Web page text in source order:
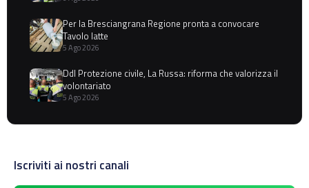
Per la Bresciangrana Regione pronta a convocare
Tavolo latte
5 Ago 2026
Ddl Protezione civile, La Russa: riforma che valorizza il
volontariato
5 Ago 2026
Iscriviti ai nostri canali